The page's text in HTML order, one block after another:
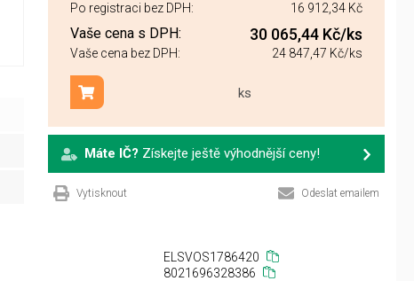
Po registraci bez DPH:
16 912,34 Kč
Vaše cena s DPH: 30 065,44 Kč/ks
Vaše cena bez DPH: 24 847,47 Kč/ks
ks
Přidat do košíku
Máte IČ? Získejte ještě výhodnější ceny!
Vytisknout Odeslat emailem
ELSVOS1786420
8021696328386